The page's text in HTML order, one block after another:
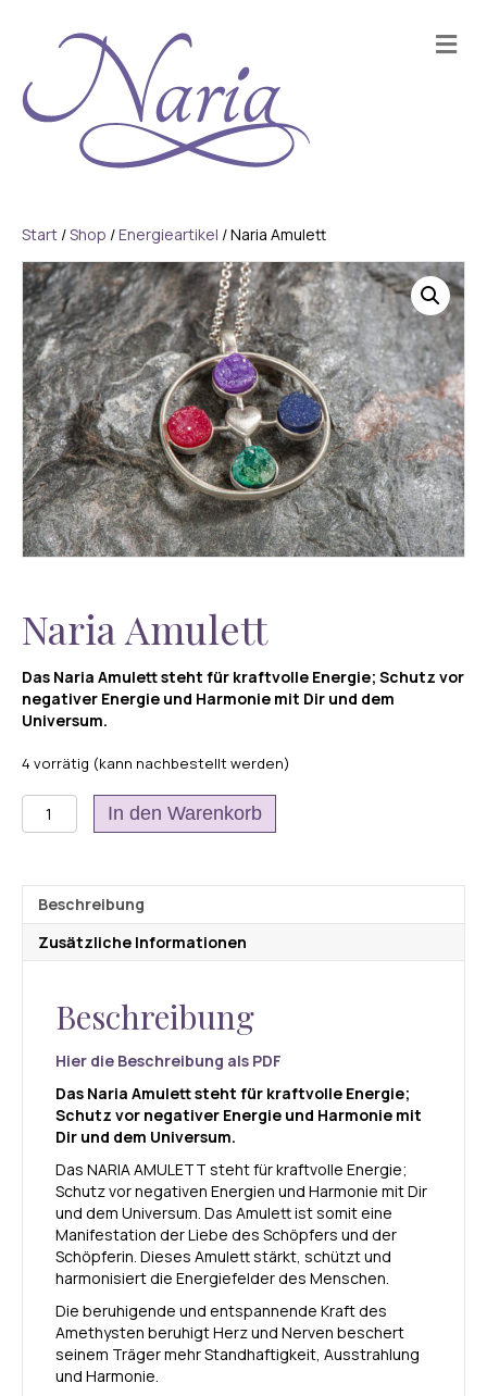
Start /Shop /Energieartikel / Naria Amulett
Naria Amulett
Das Naria Amulett steht für kraftvolle Energie; Schutz vor
negativer Energie und Harmonie mit Dir und dem
Universum.
4 vorrätig (kann nachbestellt werden)
Naria
Amulett
In den Warenkorb
Beschreibung
Zusätzliche Informationen
Beschreibung
Hier die Beschreibung als PDF
Das Naria Amulett steht für kraftvolle Energie;
Schutz vor negativer Energie und Harmonie mit
Dir und dem Universum.
Das NARIA AMULETT steht für kraftvolle Energie;
Schutz vor negativen Energien und Harmonie mit Dir
und dem Universum. Das Amulett ist somit eine
Manifestation der Liebe des Schöpfers und der
Schöpferin. Dieses Amulett stärkt, schützt und
harmonisiert die Energiefelder des Menschen.
Die beruhigende und entspannende Kraft des
Amethysten beruhigt Herz und Nerven beschert
seinem Träger mehr Standhaftigkeit, Ausstrahlung
und Harmonie.